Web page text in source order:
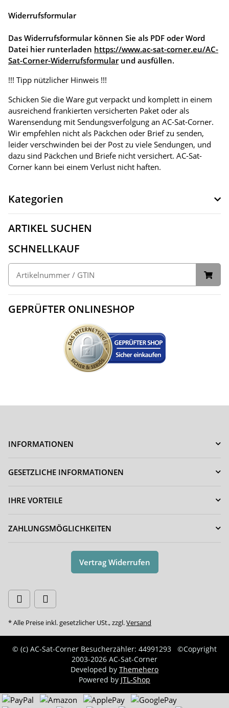
Widerrufsformular
Das Widerrufsformular können Sie als PDF oder Word
Datei hier runterladen https://www.ac-sat-corner.eu/AC-
Sat-Corner-Widerrufsformularund ausfüllen.
!!! Tipp nützlicher Hinweis !!!
Schicken Sie die Ware gut verpackt und komplett in einem
ausreichend frankierten versicherten Paket oder als
Warensendung mit Sendungsverfolgung an AC-Sat-Corner.
Wir empfehlen nicht als Päckchen oder Brief zu senden,
leider verschwinden bei der Post zu viele Sendungen, und
dazu sind Päckchen und Briefe nicht versichert. AC-Sat-
Corner kann bei einem Verlust nicht haften.
Kategorien
ARTIKEL SUCHEN
SCHNELLKAUF
GEPRÜFTER ONLINESHOP
INFORMATIONEN
GESETZLICHE INFORMATIONEN
IHRE VORTEILE
ZAHLUNGSMÖGLICHKEITEN
Vertrag Widerrufen
* Alle Preise inkl. gesetzlicher USt., zzgl.Versand
© (c) AC-Sat-Corner Besucherzähler: 44991293
©Copyright
2003-2026 AC-Sat-Corner
Developed by Themehero
Powered by JTL-Shop